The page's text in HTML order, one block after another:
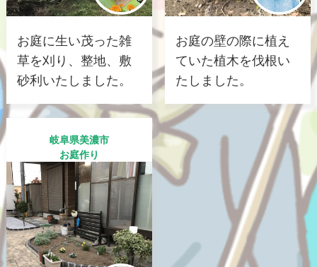
お庭に生い茂った雑
草を刈り、整地、敷
砂利いたしました。
お庭の壁の際に植え
ていた植木を伐根い
たしました。
岐阜県美濃市
お庭作り